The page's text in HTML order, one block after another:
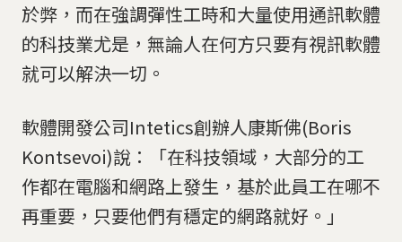
於弊，而在強調彈性工時和大量使用通訊軟體
的科技業尤是，無論人在何方只要有視訊軟體
就可以解決一切。
軟體開發公司Intetics創辦人康斯佛(Boris
Kontsevoi)說：「在科技領域，大部分的工
作都在電腦和網路上發生，基於此員工在哪不
再重要，只要他們有穩定的網路就好。」